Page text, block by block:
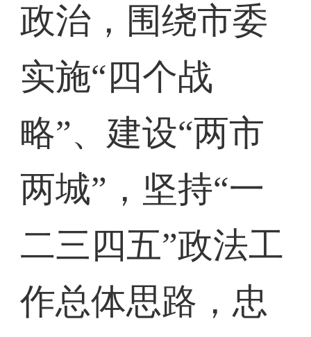
政治，围绕市委
实施“四个战
略”、建设“两市
两城”，坚持“一
二三四五”政法工
作总体思路，忠